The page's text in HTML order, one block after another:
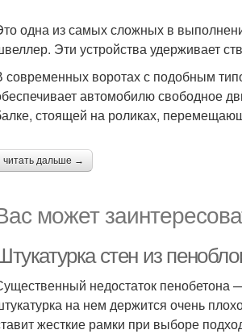
одна из самых сложных в
Эти устройства удерживает
современных воротах с подобным
автомобилю свободное
стоящей на роликах,
читать дальше →
может
стен из
недостаток пенобетона
на нем держится очень
жесткие рамки при выборе